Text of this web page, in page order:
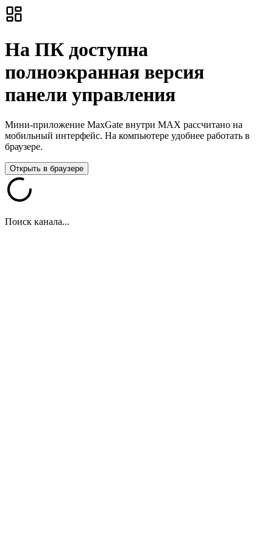
На ПК доступна
полноэкранная версия
панели управления
Мини-приложение MaxGate внутри MAX рассчитано на
мобильный интерфейс. На компьютере удобнее работать в
браузере.
Открыть в браузере
Поиск канала...